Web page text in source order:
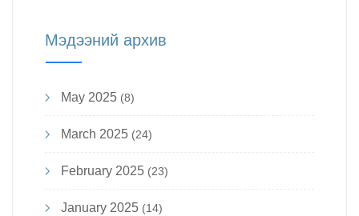
Мэдээний архив
May 2025 (8)
March 2025 (24)
February 2025 (23)
January 2025 (14)